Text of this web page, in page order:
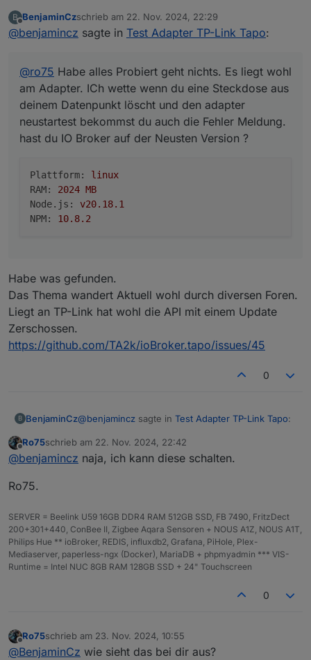
Steckdose aus deinem Datenpunkt löscht und den
adapter neustartest bekommst du auch die Fehler
Plattform: linux
RAM: 2024 MB
B
Offline
BenjaminCzschrieb am 22. Nov. 2024, 22:29
zuletzt editiert von
@benjamincz sagte in Test Adapter TP-Link Tapo:
@ro75 Habe alles Probiert geht nichts. Es liegt wohl
am Adapter. ICh wette wenn du eine Steckdose aus
deinem Datenpunkt löscht und den adapter
neustartest bekommst du auch die Fehler Meldung.
hast du IO Broker auf der Neusten Version ?
Plattform:
linux
RAM:
2024 MB
Node.js:
v20.18.1
NPM:
10.8.2
Habe was gefunden.
Das Thema wandert Aktuell wohl durch diversen Foren.
Liegt an TP-Link hat wohl die API mit einem Update
Zerschossen.
https://github.com/TA2k/ioBroker.tapo/issues/45
0
B BenjaminCz@benjamincz sagte in Test Adapter TP-Link Tapo:
@ro75Habe alles Probiert geht nichts. Es
du IO Broker auf der Neusten Version ?
Plattform: linux
RAM: 2024 MB
Update Zerschossen.
https://github.com/TA2k/ioBroker.tapo/issues/45
Offline
Ro75schrieb am 22. Nov. 2024, 22:42
zuletzt editiert von
@benjamincz naja, ich kann diese schalten.
Ro75.
SERVER = Beelink U59 16GB DDR4 RAM 512GB SSD, FB 7490, FritzDect
200+301+440, ConBee II, Zigbee Aqara Sensoren + NOUS A1Z, NOUS A1T,
Philips Hue ** ioBroker, REDIS, influxdb2, Grafana, PiHole, Plex-
Mediaserver, paperless-ngx (Docker), MariaDB + phpmyadmin *** VIS-
Runtime = Intel NUC 8GB RAM 128GB SSD + 24" Touchscreen
0
Offline
Ro75schrieb am 23. Nov. 2024, 10:55
zuletzt editiert von
@BenjaminCz wie sieht das bei dir aus?